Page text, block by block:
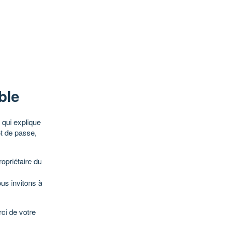
explique
de passe,
du
invitons à
de votre